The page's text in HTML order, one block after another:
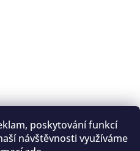
poskytování funkcí
návštěvnosti využíváme